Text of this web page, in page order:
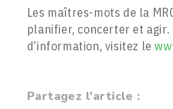
Les maîtres-mots de la
planifier, concerter et agir.
d’information, visitez le
Partagez l'article :